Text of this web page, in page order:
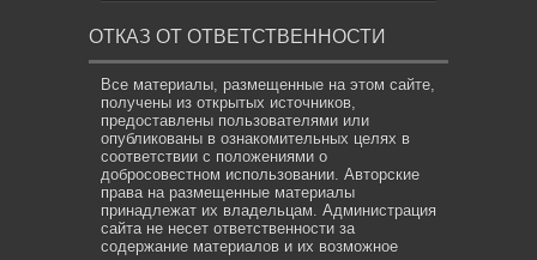
ОТКАЗ ОТ ОТВЕТСТВЕННОСТИ
Все материалы, размещенные на этом сайте,
получены из открытых источников,
предоставлены пользователями или
опубликованы в ознакомительных целях в
соответствии с положениями о
добросовестном использовании. Авторские
права на размещенные материалы
принадлежат их владельцам. Администрация
сайта не несет ответственности за
содержание материалов и их возможное